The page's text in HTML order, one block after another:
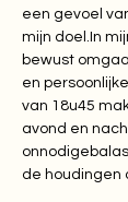
een gevoel
mijn doel.​In
bewust
en
van 18u45
avond en
de houdingen